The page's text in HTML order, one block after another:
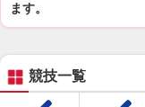
ます。
競技一覧